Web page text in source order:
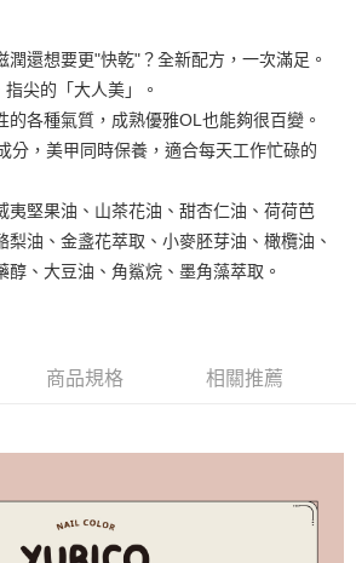
含以上)免運費
潤還想要更"快乾"？全新配方，一次滿足。
尖的「大人美」。
的各種氣質，成熟優雅OL也能夠很百變。
分，美甲同時保養，適合每天工作忙碌的
夷堅果油、山茶花油、甜杏仁油、荷荷芭
梨油、金盞花萃取、小麥胚芽油、橄欖油、
醇、大豆油、角鯊烷、墨角藻萃取。
商品規格 相關推薦